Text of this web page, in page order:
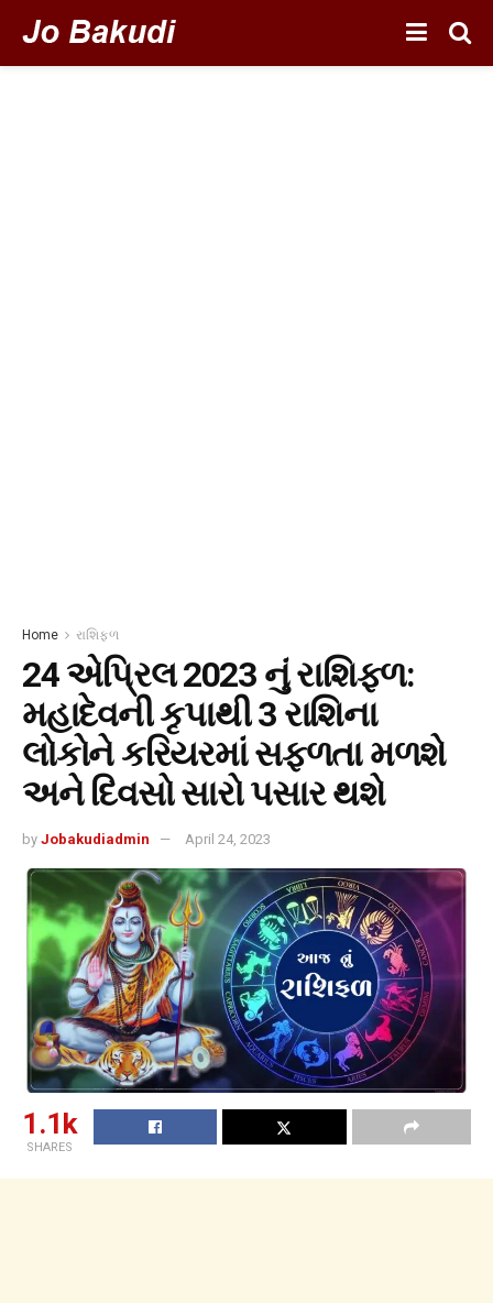
Home રાશિફળ
24 એપ્રિલ 2023 નું રાશિફળ:
મહાદેવની કૃપાથી 3 રાશિના
લોકોને કરિયરમાં સફળતા મળશે
અને દિવસો સારો પસાર થશે
by Jobakudiadmin April 24, 2023
1.1k
SHARES